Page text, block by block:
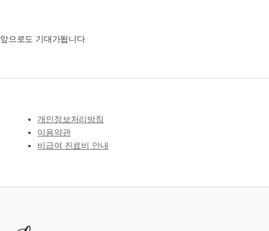
앞으로도 기대가됩니다
개인정보처리방침
이용약관
비급여 진료비 안내